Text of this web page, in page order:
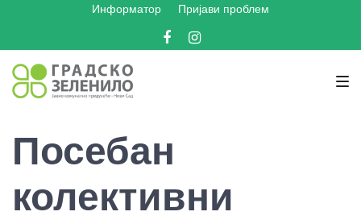
main
navigation
content
footer
Информатор Пријави проблем
FacebookInstagram
Посебан
колективни